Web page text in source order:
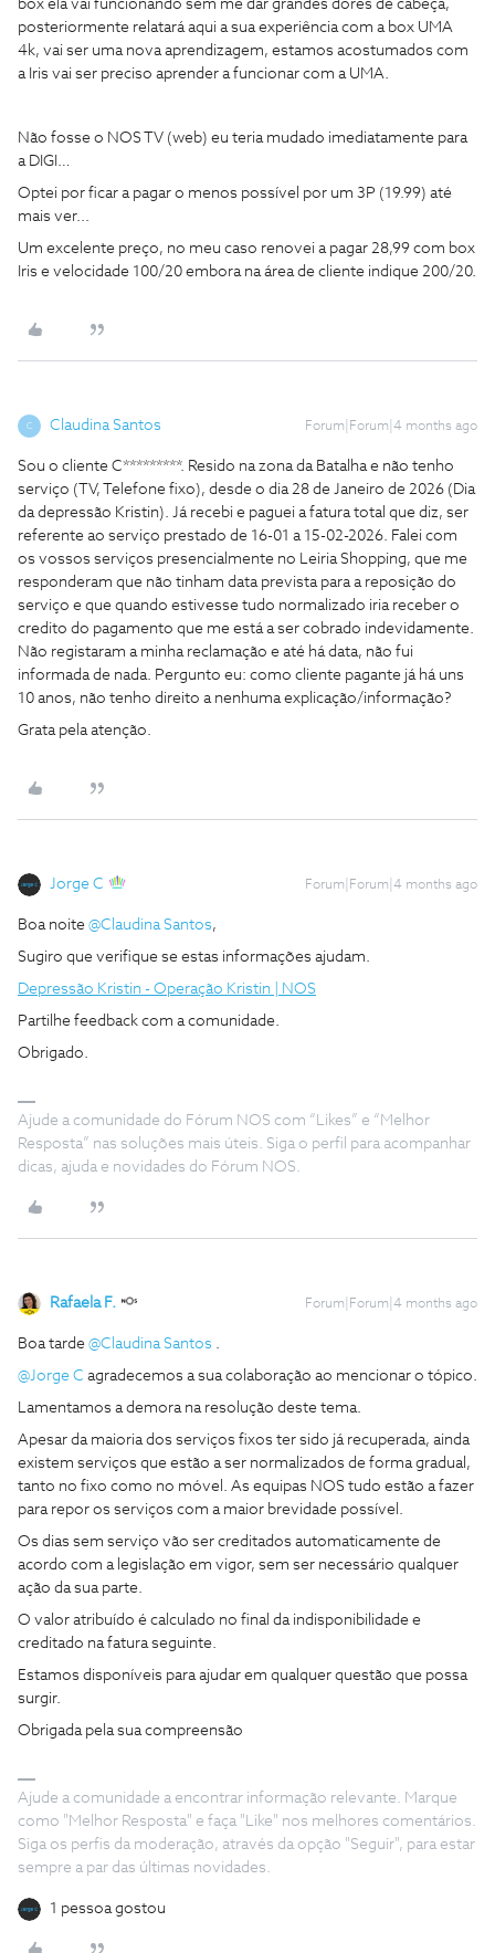
box ela vai funcionando sem me dar grandes dores de cabeça,
posteriormente relatará aqui a sua experiência com a box UMA
4k, vai ser uma nova aprendizagem, estamos acostumados com
a Iris vai ser preciso aprender a funcionar com a UMA.
Não fosse o NOS TV (web) eu teria mudado imediatamente para
a DIGI…
Optei por ficar a pagar o menos possível por um 3P (19.99) até
mais ver...
Um excelente preço, no meu caso renovei a pagar 28,99 com box
Iris e velocidade 100/20 embora na área de cliente indique 200/20.
C Claudina Santos Forum|Forum|4 months ago
Sou o cliente C*********. Resido na zona da Batalha e não tenho
serviço (TV, Telefone fixo), desde o dia 28 de Janeiro de 2026 (Dia
da depressão Kristin). Já recebi e paguei a fatura total que diz, ser
referente ao serviço prestado de 16-01 a 15-02-2026. Falei com
os vossos serviços presencialmente no Leiria Shopping, que me
responderam que não tinham data prevista para a reposição do
serviço e que quando estivesse tudo normalizado iria receber o
credito do pagamento que me está a ser cobrado indevidamente.
Não registaram a minha reclamação e até há data, não fui
informada de nada. Pergunto eu: como cliente pagante já há uns
10 anos, não tenho direito a nenhuma explicação/informação?
Grata pela atenção.
Jorge C Forum|Forum|4 months ago
Boa noite ​ @Claudina Santos,
Sugiro que verifique se estas informações ajudam.
Depressão Kristin - Operação Kristin | NOS
Partilhe feedback com a comunidade.
Obrigado.
Ajude a comunidade do Fórum NOS com “Likes” e “Melhor
Resposta” nas soluções mais úteis. Siga o perfil para acompanhar
dicas, ajuda e novidades do Fórum NOS.
Rafaela F. Forum|Forum|4 months ago
Boa tarde ​ @Claudina Santos .
@Jorge C agradecemos a sua colaboração ao mencionar o tópico.
Lamentamos a demora na resolução deste tema.
Apesar da maioria dos serviços fixos ter sido já recuperada, ainda
existem serviços que estão a ser normalizados de forma gradual,
tanto no fixo como no móvel. As equipas NOS tudo estão a fazer
para repor os serviços com a maior brevidade possível.
Os dias sem serviço vão ser creditados automaticamente de
acordo com a legislação em vigor, sem ser necessário qualquer
ação da sua parte.
O valor atribuído é calculado no final da indisponibilidade e
creditado na fatura seguinte.
Estamos disponíveis para ajudar em qualquer questão que possa
surgir.
Obrigada pela sua compreensão
Ajude a comunidade a encontrar informação relevante. Marque
como "Melhor Resposta" e faça "Like" nos melhores comentários.
Siga os perfis da moderação, através da opção "Seguir", para estar
sempre a par das últimas novidades.
1 pessoa gostou